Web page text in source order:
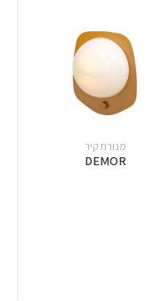
מנורת קיר
DEMOR